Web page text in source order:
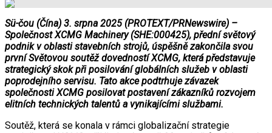
Sü-čou (Čína) 3. srpna 2025 (PROTEXT/PRNewswire) –
Společnost XCMG Machinery (SHE:000425), přední světový
podnik v oblasti stavebních strojů, úspěšně zakončila svou
první Světovou soutěž dovedností XCMG, která představuje
strategický skok při posilování globálních služeb v oblasti
poprodejního servisu. Tato akce podtrhuje závazek
společnosti XCMG posilovat postavení zákazníků rozvojem
elitních technických talentů a vynikajícími službami.
Soutěž, která se konala v rámci globalizační strategie